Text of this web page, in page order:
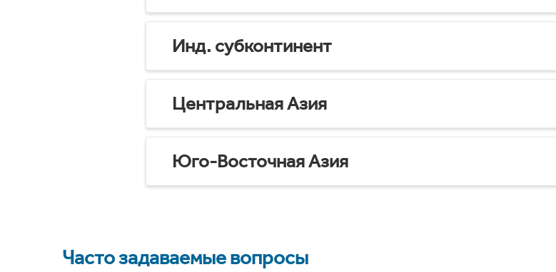
Инд. субконтинент
Центральная Азия
Юго-Восточная Азия
Часто задаваемые вопросы